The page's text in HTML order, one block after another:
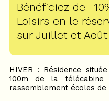
Bénéficiez de -
Loisirs en le
sur Juillet et Août
HIVER : Résidence
100m de la
rassemblement écoles